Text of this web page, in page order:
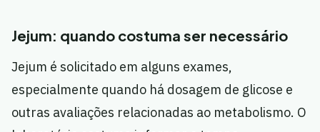
Jejum: quando costuma ser necessário
Jejum é solicitado em alguns exames,
especialmente quando há dosagem de glicose e
outras avaliações relacionadas ao metabolismo. O